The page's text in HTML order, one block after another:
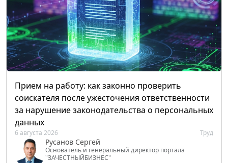
Прием на работу: как законно проверить
соискателя после ужесточения ответственности
за нарушение законодательства о персональных
данных
6 августа 2026 Труд
Русанов Сергей
Основатель и генеральный директор портала
"ЗАЧЕСТНЫЙБИЗНЕС"